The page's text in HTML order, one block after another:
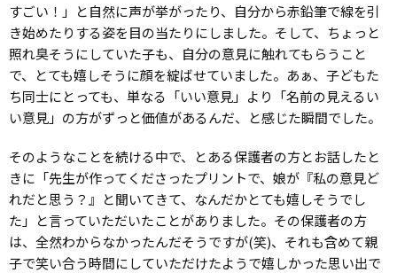
すごい！」と自然に声が挙がったり、自分から赤鉛筆で線を引
き始めたりする姿を目の当たりにしました。そして、ちょっと
照れ臭そうにしていた子も、自分の意見に触れてもらうこと
で、とても嬉しそうに顔を綻ばせていました。あぁ、子どもた
ち同士にとっても、単なる「いい意見」より「名前の見えるい
い意見」の方がずっと価値があるんだ、と感じた瞬間でした。
そのようなことを続ける中で、とある保護者の方とお話したと
きに「先生が作ってくださったプリントで、娘が『私の意見ど
れだと思う？』と聞いてきて、なんだかとても嬉しそうでし
た」と言っていただいたことがありました。その保護者の方
は、全然わからなかったんだそうですが(笑)、それも含めて親
子で笑い合う時間にしていただけたようで嬉しかった思い出で